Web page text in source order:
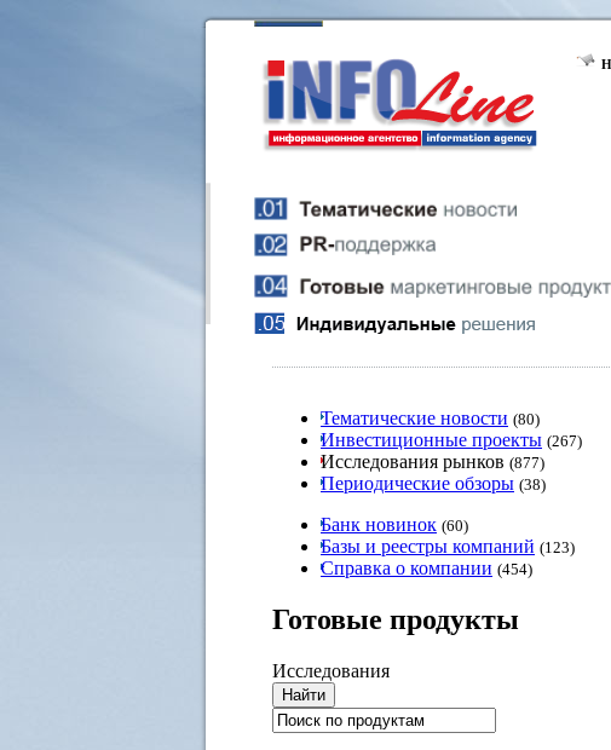
Тематические новости (80)
Инвестиционные проекты (267)
Исследования рынков (877)
Периодические обзоры (38)
Банк новинок (60)
Базы и реестры компаний (123)
Справка о компании (454)
Готовые продукты
Исследования